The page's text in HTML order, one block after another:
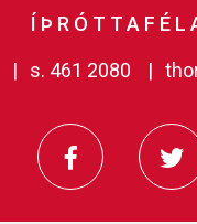
s. 461 2080